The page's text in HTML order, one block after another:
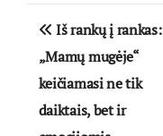
Navigacija
tarp
įrašų
Iš rankų į rankas:
„Mamų mugėje“
keičiamasi ne tik
daiktais, bet ir